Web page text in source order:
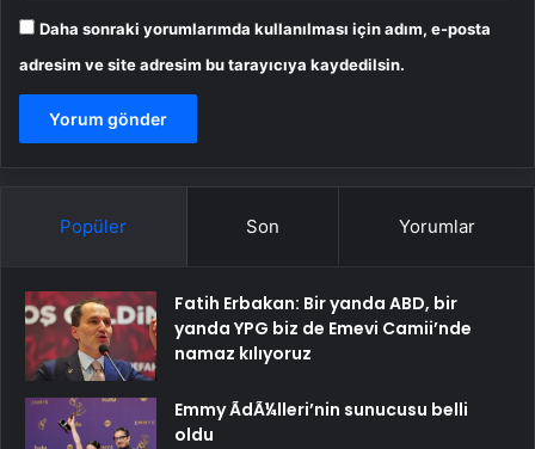
Daha sonraki yorumlarımda kullanılması için adım, e-posta
adresim ve site adresim bu tarayıcıya kaydedilsin.
Popüler Son Yorumlar
Fatih Erbakan: Bir yanda ABD, bir
yanda YPG biz de Emevi Camii’nde
namaz kılıyoruz
Emmy ÃdÃ¼lleri’nin sunucusu belli
oldu